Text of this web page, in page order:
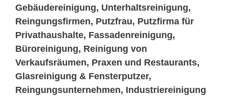
Gebäudereinigung, Unterhaltsreinigung,
Reingungsfirmen, Putzfrau, Putzfirma für
Privathaushalte, Fassadenreinigung,
Büroreinigung, Reinigung von
Verkaufsräumen, Praxen und Restaurants,
Glasreinigung & Fensterputzer,
Reingungsunternehmen, Industriereinigung